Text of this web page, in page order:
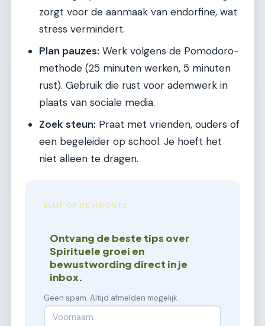
zorgt voor de aanmaak van endorfine, wat
stress vermindert.
Plan pauzes: Werk volgens de Pomodoro-
methode (25 minuten werken, 5 minuten
rust). Gebruik die rust voor ademwerk in
plaats van sociale media.
Zoek steun: Praat met vrienden, ouders of
een begeleider op school. Je hoeft het
niet alleen te dragen.
BLIJF OP DE HOOGTE
Ontvang de beste tips over
Spirituele groei en
bewustwording direct in je
inbox.
Geen spam. Altijd afmelden mogelijk.